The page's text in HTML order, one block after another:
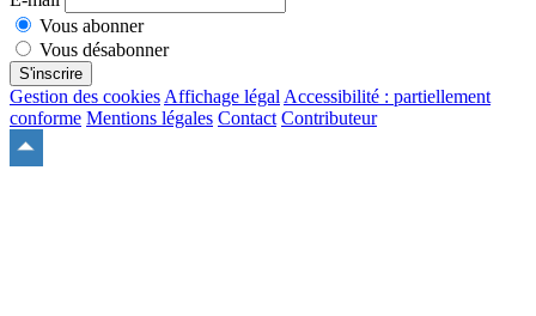
Vous abonner
Vous désabonner
S'inscrire
Gestion des cookies Affichage légal Accessibilité : partiellement
conforme Mentions légales Contact Contributeur